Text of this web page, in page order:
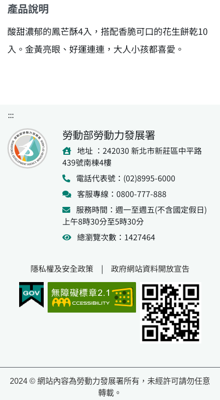
產品說明
酸甜濃郁的鳳芒酥4入，搭配香脆可口的花生餅乾10
入。金黃亮眼、好運連連，大人小孩都喜愛。
:::
勞動部勞動力發展署
地址 ：242030 新北市新莊區中平路
439號南棟4樓
電話代表號：(02)8995-6000
客服專線：0800-777-888
服務時間：週一至週五(不含國定假日)
上午8時30分至5時30分
總瀏覽次數：1427464
隱私權及安全政策 | 政府網站資料開放宣告
2024 © 網站內容為勞動力發展署所有，未經許可請勿任意
轉載。